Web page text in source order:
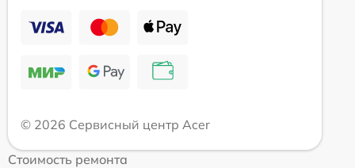
© 2026 Сервисный центр Acer
Стоимость ремонта